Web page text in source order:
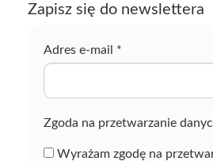
z
Zapisz się do newslettera
Adres e-mail *
Zgoda na przetwarzanie
Wyrażam zgodę na